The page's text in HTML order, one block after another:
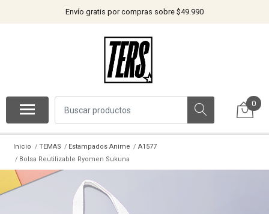
Envío gratis por compras sobre $49.990
0
Inicio TEMAS Estampados Anime
A1577
Bolsa Reutilizable Ryomen Sukuna